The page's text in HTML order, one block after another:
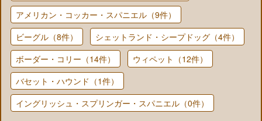
アメリカン・コッカー・スパニエル（9件）
ビーグル（8件）
シェットランド・シープドッグ（4件）
ボーダー・コリー（14件）
ウィペット（12件）
バセット・ハウンド（1件）
イングリッシュ・スプリンガー・スパニエル（0件）